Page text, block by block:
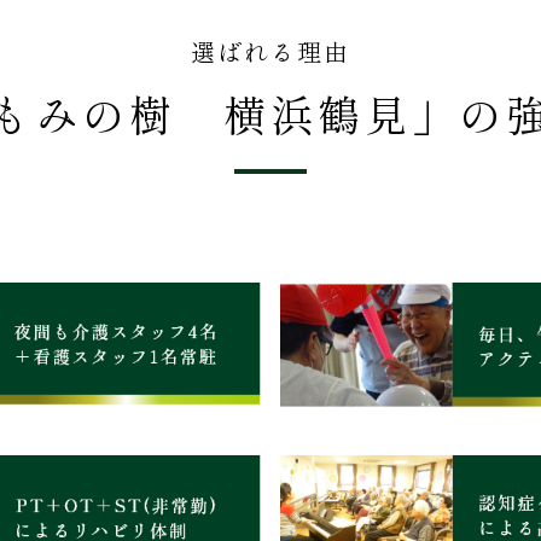
選ばれる理由
みの樹 横浜鶴見」 の